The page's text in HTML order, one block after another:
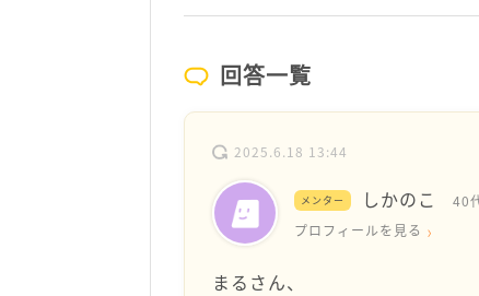
回答一覧
2025.6.18 13:44
メンター しかのこ
40
プロフィールを見る
まるさん、